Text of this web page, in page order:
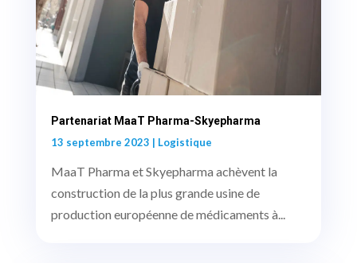
Partenariat MaaT Pharma-Skyepharma
13 septembre 2023 | Logistique
MaaT Pharma et Skyepharma achèvent la
construction de la plus grande usine de
production européenne de médicaments à...